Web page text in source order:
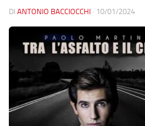
DI ANTONIO BACCIOCCHI · 10/01/2024